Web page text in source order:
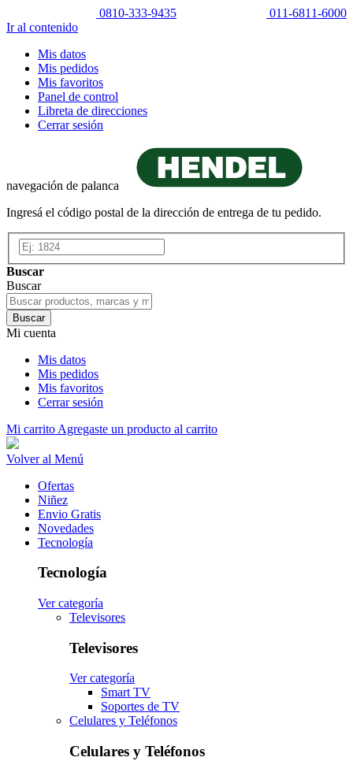
0810-333-9435
011-6811-6000
Ir al contenido
Mis datos
Mis pedidos
Mis favoritos
Panel de control
Libreta de direcciones
Cerrar sesión
navegación de palanca
Ingresá el código postal de la dirección de entrega de tu pedido.
Buscar
Buscar
Buscar
Mi cuenta
Mis datos
Mis pedidos
Mis favoritos
Cerrar sesión
Mi carrito Agregaste un producto al carrito
Volver al Menú
Ofertas
Niñez
Envio Gratis
Novedades
Tecnología
Tecnología
Ver categoría
Televisores
Televisores
Ver categoría
Smart TV
Soportes de TV
Celulares y Teléfonos
Celulares y Teléfonos